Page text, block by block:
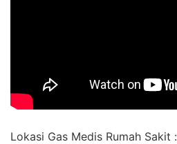
Lokasi Gas Medis Rumah Sakit :